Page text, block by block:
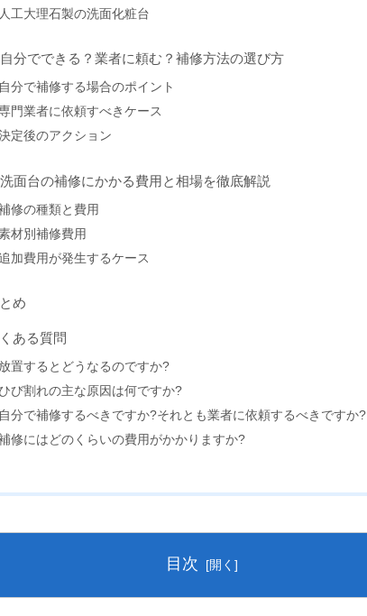
工大理石製の洗面化粧台
分でできる？業者に頼む？補修方法の選び方
分で補修する場合のポイント
門業者に依頼すべきケース
定後のアクション
面台の補修にかかる費用と相場を徹底解説
修の種類と費用
材別補修費用
加費用が発生するケース
め
ある質問
置するとどうなるのですか?
び割れの主な原因は何ですか?
分で補修するべきですか?それとも業者に依頼するべきですか?
修にはどのくらいの費用がかかりますか?
目次